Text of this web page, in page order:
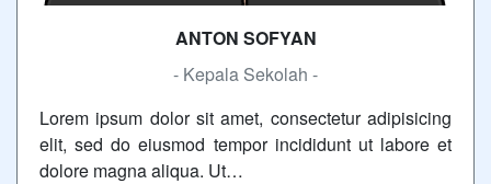
ANTON SOFYAN
- Kepala Sekolah -
Lorem ipsum dolor sit amet, consectetur adipisicing
elit, sed do eiusmod tempor incididunt ut labore et
dolore magna aliqua. Ut…